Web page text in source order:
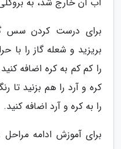
برای درست کردن سس
بریزید و شعله گاز را با
کره و آرد را هم بزنید
را به کره و آرد اضافه کنید.
برای آموزش ادامه